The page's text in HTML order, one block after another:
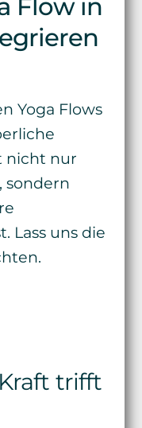
Flow in
Yoga Flows
nicht nur
sondern
Lass uns die
trifft